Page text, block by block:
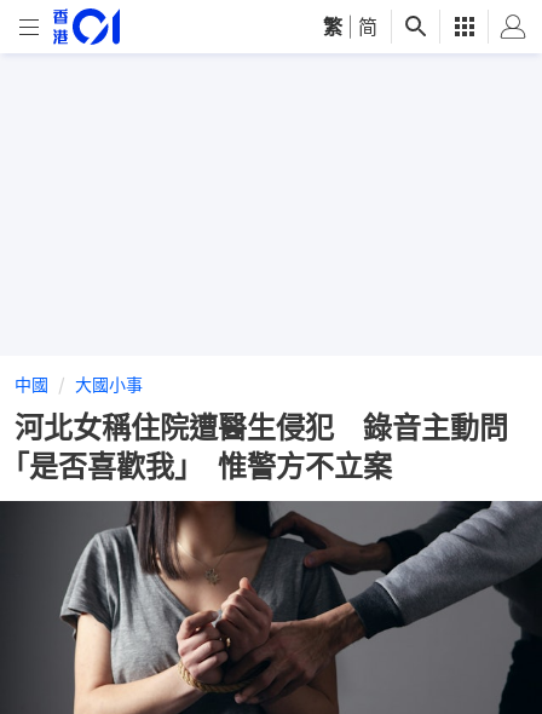
繁 简
中國 大國小事
河北女稱住院遭醫生侵犯 錄音主動問
｢是否喜歡我｣ 惟警方不立案